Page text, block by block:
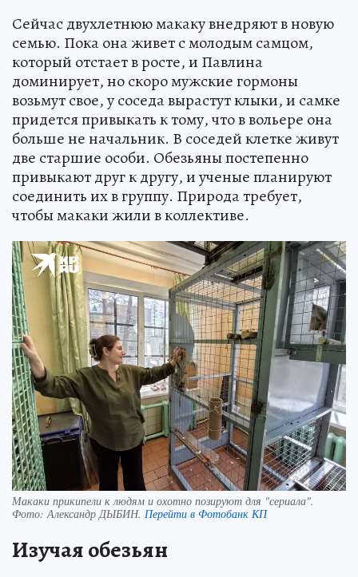
Сейчас двухлетнюю макаку внедряют в новую
семью. Пока она живет с молодым самцом,
который отстает в росте, и Павлина
доминирует, но скоро мужские гормоны
возьмут свое, у соседа вырастут клыки, и самке
придется привыкать к тому, что в вольере она
больше не начальник. В соседей клетке живут
две старшие особи. Обезьяны постепенно
привыкают друг к другу, и ученые планируют
соединить их в группу. Природа требует,
чтобы макаки жили в коллективе.
Макаки прикипели к людям и охотно позируют для "сериала".
Фото:Александр ДЫБИН. Перейти в Фотобанк КП
Изучая обезьян